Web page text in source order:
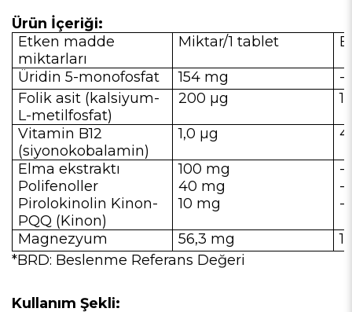
Ürün İçeriği:
Etken madde
miktarları
Miktar/1 tablet
Üridin 5-monofosfat 154 mg
-
Folik asit (kalsiyum-
L-metilfosfat)
200 µg
Vitamin B12
(siyonokobalamin)
1,0 µg
Elma ekstraktı
Polifenoller
Pirolokinolin Kinon-
PQQ (Kinon)
100 mg
40 mg
10 mg
-
-
-
Magnezyum 56,3 mg
*BRD: Beslenme Referans Değeri
Kullanım Şekli: